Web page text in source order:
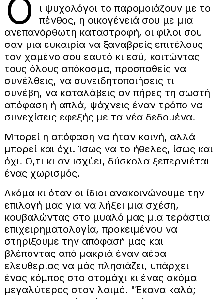
Ο
ι ψυχολόγοι το παρομοιάζουν με το
πένθος, η οικογένειά σου με μια
ανεπανόρθωτη καταστροφή, οι φίλοι σου
σαν μια ευκαιρία να ξαναβρείς επιτέλους
τον χαμένο σου εαυτό κι εσύ, κοιτώντας
τους όλους απόκοσμα, προσπαθείς να
συνέλθεις, να συνειδητοποιήσεις τι
συνέβη, να καταλάβεις αν πήρες τη σωστή
απόφαση ή απλά, ψάχνεις έναν τρόπο να
συνεχίσεις εφεξής με τα νέα δεδομένα.
Μπορεί η απόφαση να ήταν κοινή, αλλά
μπορεί και όχι. Ίσως να το ήθελες, ίσως και
όχι. Ο,τι κι αν ισχύει, δύσκολα ξεπερνιέται
ένας χωρισμός.
Ακόμα κι όταν οι ίδιοι ανακοινώνουμε την
επιλογή μας για να λήξει μια σχέση,
κουβαλώντας στο μυαλό μας μια τεράστια
επιχειρηματολογία, προκειμένου να
στηρίξουμε την απόφασή μας και
βλέποντας από μακριά έναν αέρα
ελευθερίας να μάς πλησιάζει, υπάρχει
ένας κόμπος στο στομάχι κι ένας ακόμα
μεγαλύτερος στον λαιμό. "Έκανα καλά;